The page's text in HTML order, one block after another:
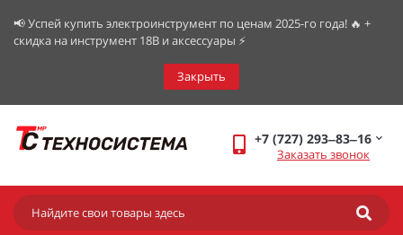
📢 Успей купить электроинструмент по ценам 2025-го года! 🔥 +
скидка на инструмент 18В и аксессуары ⚡️
Закрыть
+7 (727) 293‒83‒16
Заказать звонок